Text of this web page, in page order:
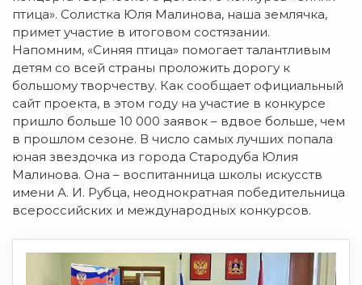
птица». Солистка Юля Малинова, наша землячка,
примет участие в итоговом состязании.
Напомним, «Синяя птица» помогает талантливым
детям со всей страны проложить дорогу к
большому творчеству. Как сообщает официальный
сайт проекта, в этом году на участие в конкурсе
пришло больше 10 000 заявок – вдвое больше, чем
в прошлом сезоне. В число самых лучших попала
юная звездочка из города Стародуба Юлия
Малинова. Она – воспитанница школы искусств
имени А. И. Рубца, неоднократная победительница
всероссийских и международных конкурсов.